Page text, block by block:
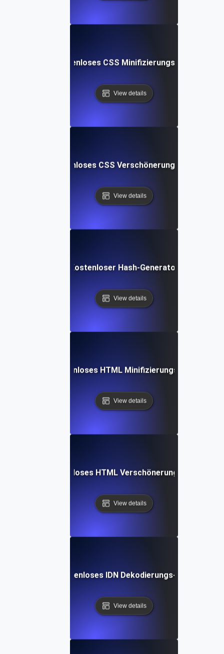
Kostenloses CSS Minifizierungs-Tool
View details
Kostenloses CSS Verschönerungs-Tool
View details
Kostenloser Hash-Generator
View details
Kostenloses HTML Minifizierungs-Tool
View details
Kostenloses HTML Verschönerungs-Tool
View details
Kostenloses IDN Dekodierungs-Tool
View details